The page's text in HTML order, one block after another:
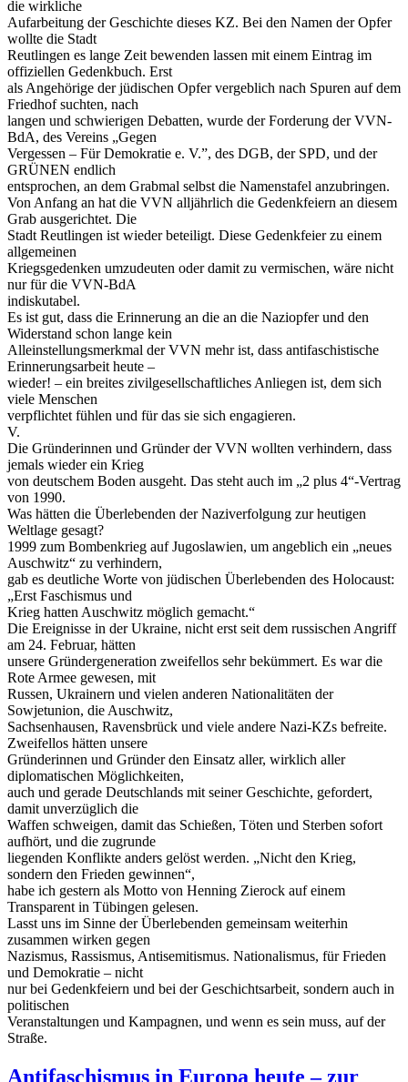
die wirkliche
Aufarbeitung der Geschichte dieses KZ. Bei den Namen der Opfer
wollte die Stadt
Reutlingen es lange Zeit bewenden lassen mit einem Eintrag im
offiziellen Gedenkbuch. Erst
als Angehörige der jüdischen Opfer vergeblich nach Spuren auf dem
Friedhof suchten, nach
langen und schwierigen Debatten, wurde der Forderung der VVN-
BdA, des Vereins „Gegen
Vergessen – Für Demokratie e. V.”, des DGB, der SPD, und der
GRÜNEN endlich
entsprochen, an dem Grabmal selbst die Namenstafel anzubringen.
Von Anfang an hat die VVN alljährlich die Gedenkfeiern an diesem
Grab ausgerichtet. Die
Stadt Reutlingen ist wieder beteiligt. Diese Gedenkfeier zu einem
allgemeinen
Kriegsgedenken umzudeuten oder damit zu vermischen, wäre nicht
nur für die VVN-BdA
indiskutabel.
Es ist gut, dass die Erinnerung an die an die Naziopfer und den
Widerstand schon lange kein
Alleinstellungsmerkmal der VVN mehr ist, dass antifaschistische
Erinnerungsarbeit heute –
wieder! – ein breites zivilgesellschaftliches Anliegen ist, dem sich
viele Menschen
verpflichtet fühlen und für das sie sich engagieren.
V.
Die Gründerinnen und Gründer der VVN wollten verhindern, dass
jemals wieder ein Krieg
von deutschem Boden ausgeht. Das steht auch im „2 plus 4“-Vertrag
von 1990.
Was hätten die Überlebenden der Naziverfolgung zur heutigen
Weltlage gesagt?
1999 zum Bombenkrieg auf Jugoslawien, um angeblich ein „neues
Auschwitz“ zu verhindern,
gab es deutliche Worte von jüdischen Überlebenden des Holocaust:
„Erst Faschismus und
Krieg hatten Auschwitz möglich gemacht.“
Die Ereignisse in der Ukraine, nicht erst seit dem russischen Angriff
am 24. Februar, hätten
unsere Gründergeneration zweifellos sehr bekümmert. Es war die
Rote Armee gewesen, mit
Russen, Ukrainern und vielen anderen Nationalitäten der
Sowjetunion, die Auschwitz,
Sachsenhausen, Ravensbrück und viele andere Nazi-KZs befreite.
Zweifellos hätten unsere
Gründerinnen und Gründer den Einsatz aller, wirklich aller
diplomatischen Möglichkeiten,
auch und gerade Deutschlands mit seiner Geschichte, gefordert,
damit unverzüglich die
Waffen schweigen, damit das Schießen, Töten und Sterben sofort
aufhört, und die zugrunde
liegenden Konflikte anders gelöst werden. „Nicht den Krieg,
sondern den Frieden gewinnen“,
habe ich gestern als Motto von Henning Zierock auf einem
Transparent in Tübingen gelesen.
Lasst uns im Sinne der Überlebenden gemeinsam weiterhin
zusammen wirken gegen
Nazismus, Rassismus, Antisemitismus. Nationalismus, für Frieden
und Demokratie – nicht
nur bei Gedenkfeiern und bei der Geschichtsarbeit, sondern auch in
politischen
Veranstaltungen und Kampagnen, und wenn es sein muss, auf der
Straße.
Antifaschismus in Europa heute – zur